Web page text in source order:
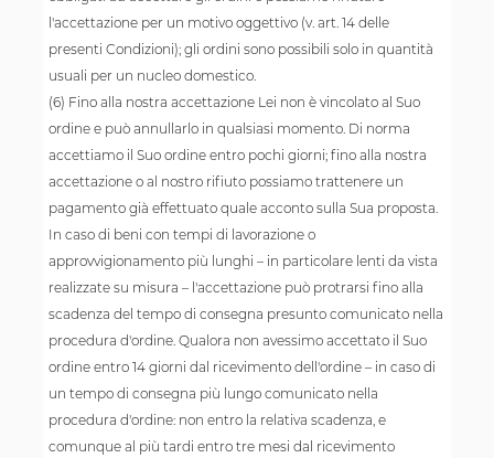
l'accettazione per un motivo oggettivo (v. art. 14 delle
presenti Condizioni); gli ordini sono possibili solo in quantità
usuali per un nucleo domestico.
(6) Fino alla nostra accettazione Lei non è vincolato al Suo
ordine e può annullarlo in qualsiasi momento. Di norma
accettiamo il Suo ordine entro pochi giorni; fino alla nostra
accettazione o al nostro rifiuto possiamo trattenere un
pagamento già effettuato quale acconto sulla Sua proposta.
In caso di beni con tempi di lavorazione o
approvvigionamento più lunghi – in particolare lenti da vista
realizzate su misura – l'accettazione può protrarsi fino alla
scadenza del tempo di consegna presunto comunicato nella
procedura d'ordine. Qualora non avessimo accettato il Suo
ordine entro 14 giorni dal ricevimento dell'ordine – in caso di
un tempo di consegna più lungo comunicato nella
procedura d'ordine: non entro la relativa scadenza, e
comunque al più tardi entro tre mesi dal ricevimento